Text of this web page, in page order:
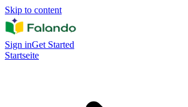
Skip to content
Sign inGet Started
Startseite